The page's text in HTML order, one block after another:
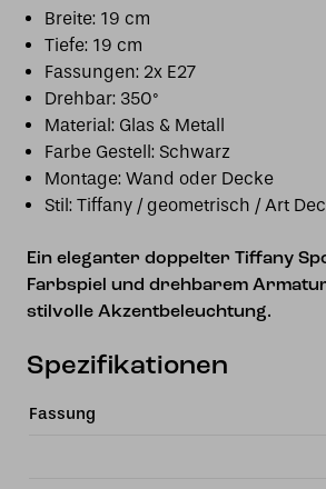
Breite: 19 cm
Tiefe: 19 cm
Fassungen: 2x E27
Drehbar: 350°
Material: Glas & Metall
Farbe Gestell: Schwarz
Montage: Wand oder Decke
Stil: Tiffany / geometrisch / Art
Ein eleganter doppelter Tiffany
Farbspiel und drehbarem
stilvolle Akzentbeleuchtung.
Spezifikationen
Fassung